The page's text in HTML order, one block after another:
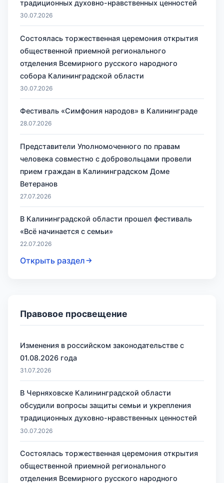
традиционных духовно-нравственных ценностей
30.07.2026
Состоялась торжественная церемония открытия
общественной приемной регионального
отделения Всемирного русского народного
собора Калининградской области
30.07.2026
Фестиваль «Симфония народов» в Калининграде
28.07.2026
Представители Уполномоченного по правам
человека совместно с добровольцами провели
прием граждан в Калининградском Доме
Ветеранов
27.07.2026
В Калининградской области прошел фестиваль
«Всё начинается с семьи»
22.07.2026
Открыть раздел
Правовое просвещение
Изменения в российском законодательстве с
01.08.2026 года
31.07.2026
В Черняховске Калининградской области
обсудили вопросы защиты семьи и укрепления
традиционных духовно-нравственных ценностей
30.07.2026
Состоялась торжественная церемония открытия
общественной приемной регионального
отделения Всемирного русского народного